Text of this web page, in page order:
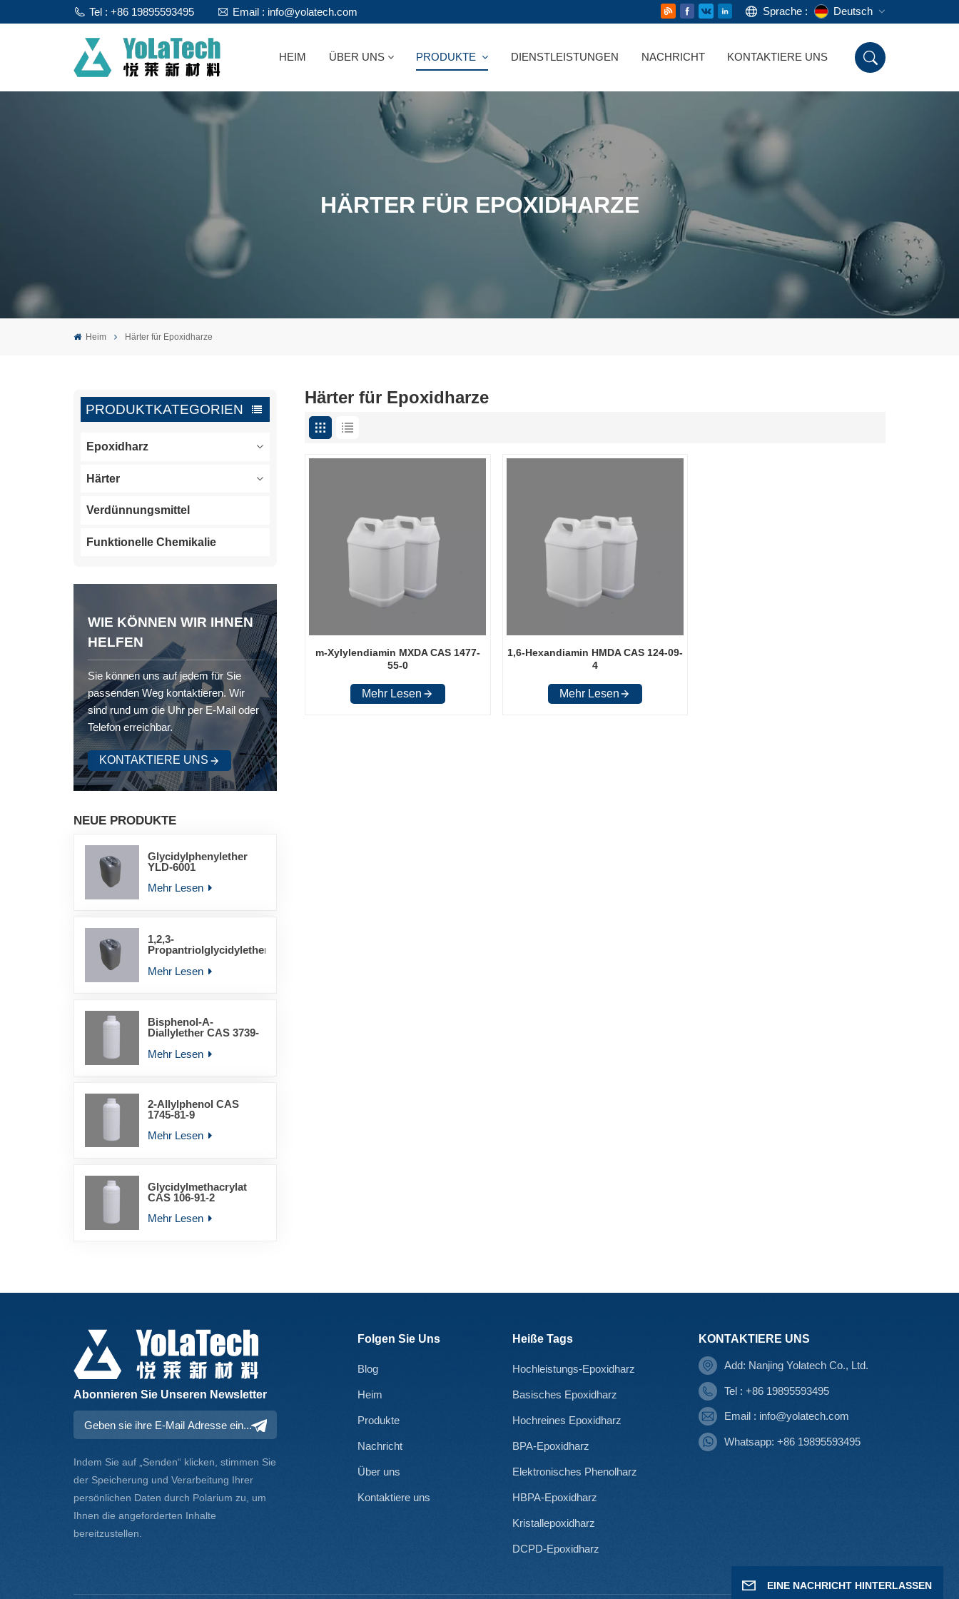
Tel : +86 19895593495 Email : info@yolatech.com Sprache : Deutsch
HEIM ÜBER UNS PRODUKTE DIENSTLEISTUNGEN NACHRICHT KONTAKTIERE UNS
HÄRTER FÜR EPOXIDHARZE
Heim Härter für Epoxidharze
PRODUKTKATEGORIEN
Epoxidharz
Härter
Verdünnungsmittel
Funktionelle Chemikalie
WIE KÖNNEN WIR IHNEN
HELFEN
Sie können uns auf jedem für Sie
passenden Weg kontaktieren. Wir
sind rund um die Uhr per E-Mail oder
Telefon erreichbar.
KONTAKTIERE UNS
NEUE PRODUKTE
Glycidylphenylether
YLD-6001
Mehr Lesen
1,2,3-
Propantriolglycidylether
Mehr Lesen
Bisphenol-A-
Diallylether CAS 3739-
Mehr Lesen
2-Allylphenol CAS
1745-81-9
Mehr Lesen
Glycidylmethacrylat
CAS 106-91-2
Mehr Lesen
Härter für Epoxidharze
m-Xylylendiamin MXDA CAS 1477-
55-0
Mehr Lesen
1,6-Hexandiamin HMDA CAS 124-09-
4
Mehr Lesen
Abonnieren Sie Unseren Newsletter
Indem Sie auf „Senden“ klicken, stimmen Sie
der Speicherung und Verarbeitung Ihrer
persönlichen Daten durch Polarium zu, um
Ihnen die angeforderten Inhalte
bereitzustellen.
Folgen Sie Uns
Blog
Heim
Produkte
Nachricht
Über uns
Kontaktiere uns
Heiße Tags
Hochleistungs-Epoxidharz
Basisches Epoxidharz
Hochreines Epoxidharz
BPA-Epoxidharz
Elektronisches Phenolharz
HBPA-Epoxidharz
Kristallepoxidharz
DCPD-Epoxidharz
KONTAKTIERE UNS
Add: Nanjing Yolatech Co., Ltd.
Tel : +86 19895593495
Email : info@yolatech.com
Whatsapp: +86 19895593495
EINE NACHRICHT HINTERLASSEN